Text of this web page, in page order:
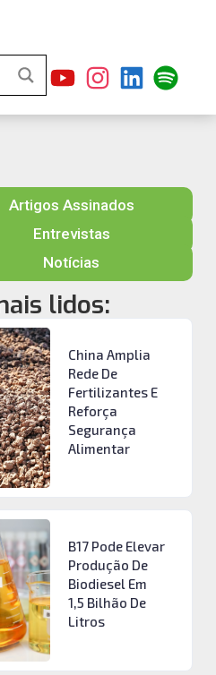
Artigos Assinados
Entrevistas
Notícias
lidos:
China Amplia
Rede De
Fertilizantes E
Reforça
Segurança
Alimentar
B17 Pode Elevar
Produção De
Biodiesel Em
1,5 Bilhão De
Litros